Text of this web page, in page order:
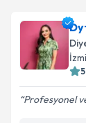
E-
5
Profesyonel